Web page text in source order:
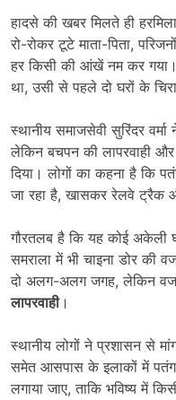
हादसे की खबर मिलते ही
रो-रोकर टूटे माता-पिता,
हर किसी की आंखें नम कर
था, उसी से पहले दो घरों के
स्थानीय समाजसेवी सुरिंदर
लेकिन बचपन की लापरवाही
दिया। लोगों का कहना है कि
जा रहा है, खासकर रेलवे
गौरतलब है कि यह कोई अकेली
समराला में भी चाइना डोर की
दो अलग-अलग जगह, लेकिन
लापरवाही।
स्थानीय लोगों ने प्रशासन से
समेत आसपास के इलाकों में
लगाया जाए, ताकि भविष्य में